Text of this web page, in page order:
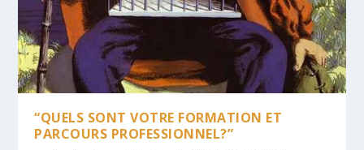
“QUELS SONT VOTRE FORMATION ET
PARCOURS PROFESSIONNEL?”